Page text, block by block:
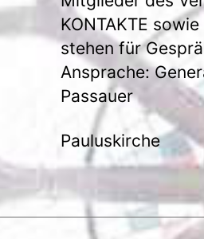
KONTAKTE
stehen für
Ansprache:
Passauer
Pauluskirche